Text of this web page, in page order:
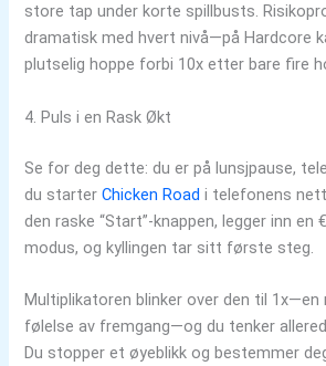
store tap under korte spillbusts.
dramatisk med hvert nivå—på Hardcore
plutselig hoppe forbi 10x etter bare fire
4. Puls i en Rask Økt
Se for deg dette: du er på lunsjpause,
du starterChicken Road i telefonens
den raske “Start”-knappen, legger inn en
modus, og kyllingen tar sitt første steg.
Multiplikatoren blinker over den til 1x—en
følelse av fremgang—og du tenker
Du stopper et øyeblikk og bestemmer